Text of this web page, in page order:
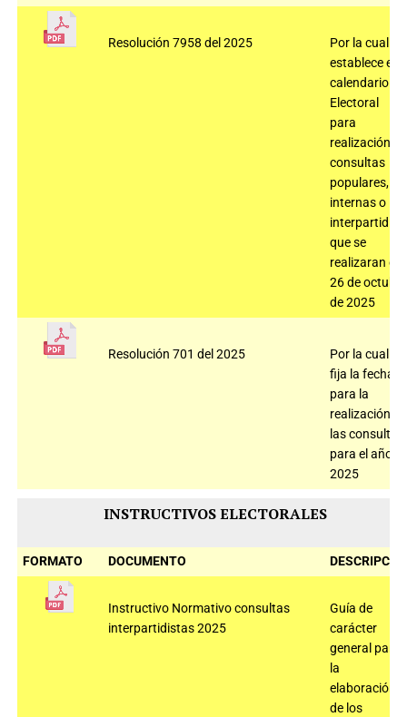
Resolución 7958 del 2025
Por la cual se
establece el
calendario
Electoral
para
realización
consultas
populares,
internas o
que se
realizaran el
26 de octubre
de 2025
Resolución 701 del 2025
Por la cual
fija la fecha
para la
realización de
las consultas
para el año
2025
INSTRUCTIVOS ELECTORALES
FORMATO DOCUMENTO
Instructivo Normativo consultas
interpartidistas 2025
Guía de
carácter
general para
la
elaboración
de los